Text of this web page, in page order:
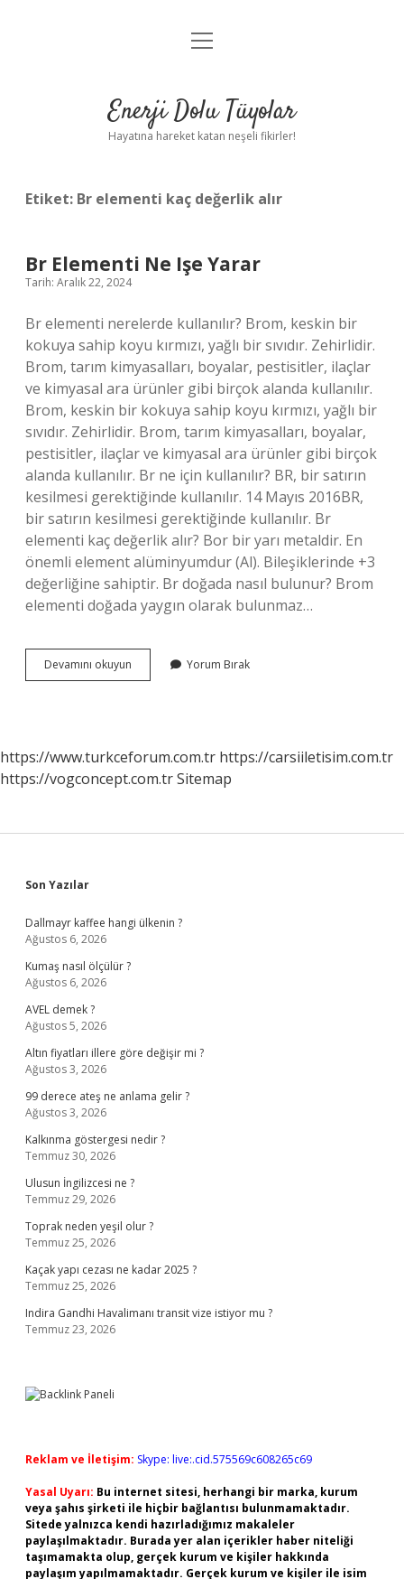
Anasayfa
Yasal Uyarı
menüyü
Enerji Dolu Tüyolar
Hayatına hareket katan neşeli fikirler!
Etiket: Br elementi kaç değerlik alır
Br Elementi Ne Işe Yarar
Tarih: Aralık 22, 2024
Br elementi nerelerde kullanılır? Brom, keskin bir
kokuya sahip koyu kırmızı, yağlı bir sıvıdır. Zehirlidir.
Brom, tarım kimyasalları, boyalar, pestisitler, ilaçlar
ve kimyasal ara ürünler gibi birçok alanda kullanılır.
Brom, keskin bir kokuya sahip koyu kırmızı, yağlı bir
sıvıdır. Zehirlidir. Brom, tarım kimyasalları, boyalar,
pestisitler, ilaçlar ve kimyasal ara ürünler gibi birçok
alanda kullanılır. Br ne için kullanılır? BR, bir satırın
kesilmesi gerektiğinde kullanılır. 14 Mayıs 2016BR,
bir satırın kesilmesi gerektiğinde kullanılır. Br
elementi kaç değerlik alır? Bor bir yarı metaldir. En
önemli element alüminyumdur (Al). Bileşiklerinde +3
değerliğine sahiptir. Br doğada nasıl bulunur? Brom
elementi doğada yaygın olarak bulunmaz…
Devamını okuyun
Elementi
Yorum Bırak
https://www.turkceforum.com.tr https://carsiiletisim.com.tr
https://vogconcept.com.trSitemap
Sidebar
Son Yazılar
Dallmayr kaffee hangi ülkenin ?
Ağustos 6, 2026
Kumaş nasıl ölçülür ?
Ağustos 6, 2026
AVEL demek ?
Ağustos 5, 2026
Altın fiyatları illere göre değişir mi ?
Ağustos 3, 2026
99 derece ateş ne anlama gelir ?
Ağustos 3, 2026
Kalkınma göstergesi nedir ?
Temmuz 30, 2026
Ulusun İngilizcesi ne ?
Temmuz 29, 2026
Toprak neden yeşil olur ?
Temmuz 25, 2026
Kaçak yapı cezası ne kadar 2025 ?
Temmuz 25, 2026
Indira Gandhi Havalimanı transit vize istiyor mu ?
Temmuz 23, 2026
Reklam ve İletişim: Skype: live:.cid.575569c608265c69
Yasal Uyarı: Bu internet sitesi, herhangi bir marka, kurum
veya şahıs şirketi ile hiçbir bağlantısı bulunmamaktadır.
Sitede yalnızca kendi hazırladığımız makaleler
paylaşılmaktadır. Burada yer alan içerikler haber niteliği
taşımamakta olup, gerçek kurum ve kişiler hakkında
paylaşım yapılmamaktadır. Gerçek kurum ve kişiler ile isim